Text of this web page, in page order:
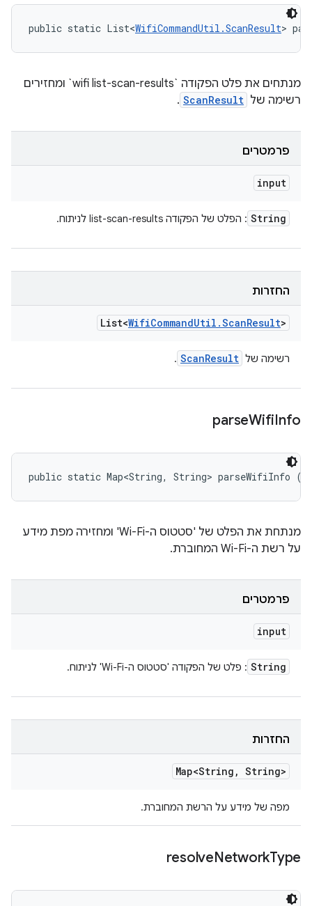
public static List<WifiCommandUtil.ScanResult>
מנתחים את פלט הפקודה `wifi list-scan-results` ומחזירים
רשימה של ScanResult
.
פרמטרים
input
String : הפלט של הפקודה list-scan-results לניתוח.
החזרות
List<WifiCommandUtil .ScanResult>
רשימה של ScanResult
.
parseWifiInfo
public static Map<String, String> parseWifiInfo
מנתחת את הפלט של 'סטטוס ה-Wi-Fi' ומחזירה מפת מידע
על רשת ה-Wi-Fi המחוברת.
פרמטרים
input
String : פלט של הפקודה 'סטטוס ה-Wi-Fi' לניתוח.
החזרות
Map<String , String>
מפה של מידע על הרשת המחוברת.
resolveNetworkType